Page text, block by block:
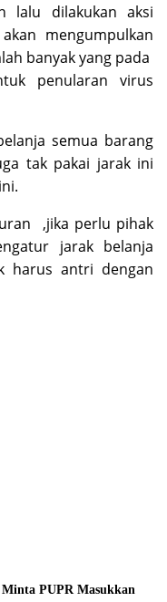
lalu dilakukan aksi
mengumpulkan
banyak yang pada
penularan virus
semua barang
tak pakai jarak ini
,jika perlu pihak
jarak belanja
harus antri dengan
PUPR Masukkan